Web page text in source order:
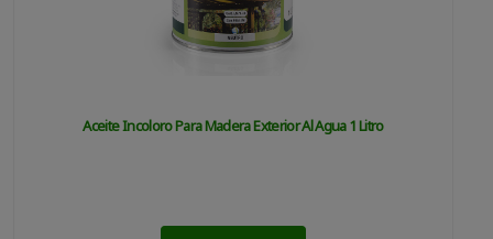
Aceite Incoloro Para Madera Exterior Al Agua 1 Litro